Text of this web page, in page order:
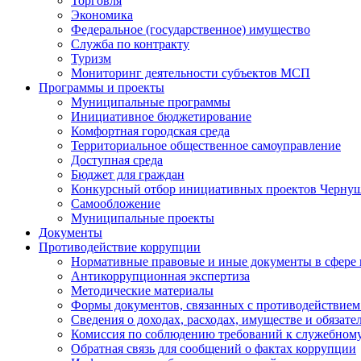
Экономика
Федеральное (государственное) имущество
Служба по контракту
Туризм
Мониторинг деятельности субъектов МСП
Программы и проекты
Муниципальные программы
Инициативное бюджетирование
Комфортная городская среда
Территориальное общественное самоуправление
Доступная среда
Бюджет для граждан
Конкурсный отбор инициативных проектов
Самообложение
Муниципальные проекты
Документы
Противодействие коррупции
Нормативные правовые и иные документы в сфере
Антикоррупционная экспертиза
Методические материалы
Формы документов, связанных с
Сведения о доходах, расходах, имуществе и
Комиссия по соблюдению требований к
Обратная связь для сообщений о фактах коррупции